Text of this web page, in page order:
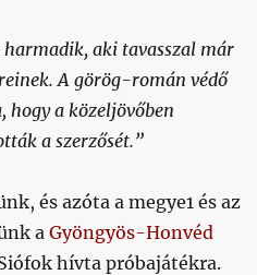
aki tavasszal már
A görög-román védő
hogy a közeljövőben
a szerzősét.”
és azóta a megye1 és az
a Gyöngyös-Honvéd
hívta próbajátékra.